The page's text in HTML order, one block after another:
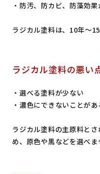
・防汚、防カビ、防藻効果
ラジカル塗料は、10年～
ラジカル塗料の悪い
・選べる塗料が少ない
・濃色にできないことがあ
ラジカル塗料の主原料と
め、原色や黒などを選べま